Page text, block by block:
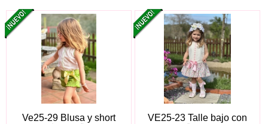
Ve25-29 Blusa y short
VE25-23 Talle bajo con